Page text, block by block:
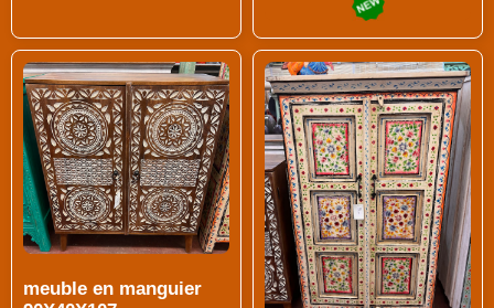
meuble en manguier